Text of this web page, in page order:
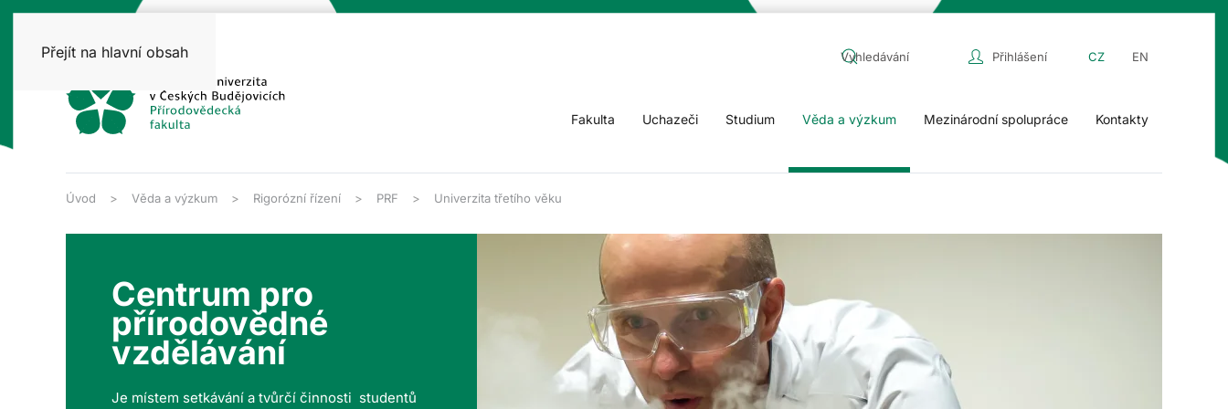
Přejít na hlavní obsah Přihlášení CZ EN
Fakulta Uchazeči Studium Věda a výzkum Mezinárodní spolupráce Kontakty
Úvod Věda a výzkum Rigorózní řízení PRF Univerzita třetího věku
Centrum pro
přírodovědné
vzdělávání
Je místem setkávání a tvůrčí činnosti studentů